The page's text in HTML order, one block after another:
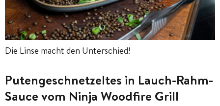
Die Linse macht den Unterschied!
Putengeschnetzeltes in Lauch-Rahm-
Sauce vom Ninja Woodfire Grill